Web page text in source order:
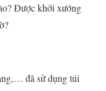
Được khởi xướng
đã sử dụng túi